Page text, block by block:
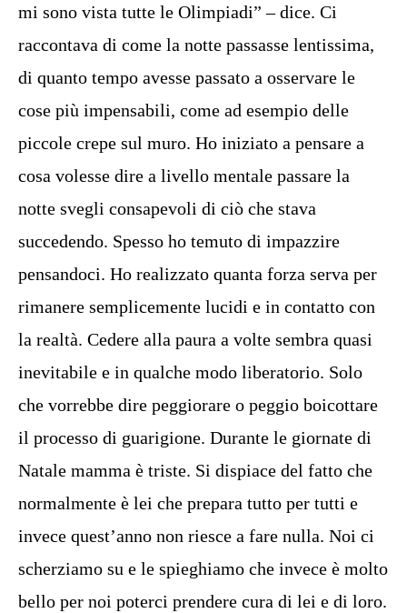
mi sono vista tutte le Olimpiadi” – dice. Ci
raccontava di come la notte passasse lentissima,
di quanto tempo avesse passato a osservare le
cose più impensabili, come ad esempio delle
piccole crepe sul muro. Ho iniziato a pensare a
cosa volesse dire a livello mentale passare la
notte svegli consapevoli di ciò che stava
succedendo. Spesso ho temuto di impazzire
pensandoci. Ho realizzato quanta forza serva per
rimanere semplicemente lucidi e in contatto con
la realtà. Cedere alla paura a volte sembra quasi
inevitabile e in qualche modo liberatorio. Solo
che vorrebbe dire peggiorare o peggio boicottare
il processo di guarigione. Durante le giornate di
Natale mamma è triste. Si dispiace del fatto che
normalmente è lei che prepara tutto per tutti e
invece quest’anno non riesce a fare nulla. Noi ci
scherziamo su e le spieghiamo che invece è molto
bello per noi poterci prendere cura di lei e di loro.